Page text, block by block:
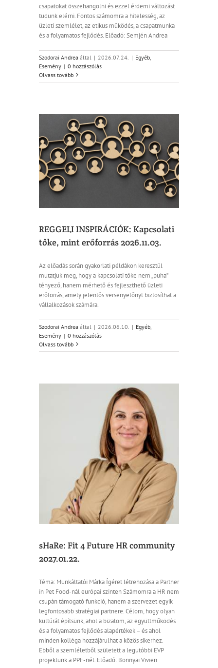
csapatokat összehangolni és ezzel érdemi változást
tudunk elérni. Fontos számomra a hitelesség, az
üzleti szemlélet, az etikus működés, a csapatmunka
és a folyamatos fejlődés. Előadó: Semjén Andrea
Szodorai Andrea által | 2026.07.24. | Egyéb
Esemény | 0 hozzászólás
Olvass tovább
REGGELI INSPIRÁCIÓK: Kapcsolati
tőke, mint erőforrás 2026.11.03.
Az előadás során gyakorlati példákon keresztül
mutatjuk meg, hogy a kapcsolati tőke nem „puha”
tényező, hanem mérhető és fejleszthető üzleti
erőforrás, amely jelentős versenyelőnyt biztosíthat a
vállalkozások számára.
Szodorai Andrea által | 2026.06.10. | Egyéb
Esemény | 0 hozzászólás
Olvass tovább
sHaRe: Fit 4 Future HR community
2027.01.22.
Téma: Munkáltatói Márka Ígéret létrehozása a Partner
in Pet Food-nál európai szinten Számomra a HR nem
csupán támogató funkció, hanem a szervezet egyik
legfontosabb stratégiai partnere. Célom, hogy olyan
kultúrát építsünk, ahol a bizalom, az együttműködés
és a folyamatos fejlődés alapértékek – és ahol
minden kolléga hozzájárulhat a közös sikerhez.
Ebből a szemléletből született a legutóbbi EVP
projektünk a PPF-nél. Előadó: Bonnyai Vivien